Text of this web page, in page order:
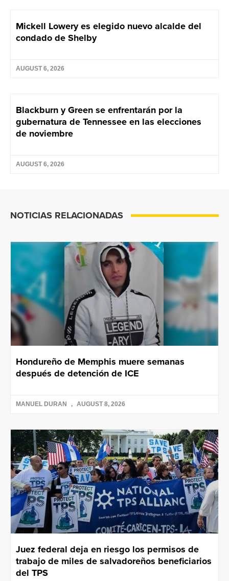
Mickell Lowery es elegido nuevo alcalde del
condado de Shelby
AUGUST 6, 2026
Blackburn y Green se enfrentarán por la
gubernatura de Tennessee en las elecciones
de noviembre
AUGUST 6, 2026
NOTICIAS RELACIONADAS
Hondureño de Memphis muere semanas
después de detención de ICE
MANUEL DURAN AUGUST 8, 2026
Juez federal deja en riesgo los permisos de
trabajo de miles de salvadoreños beneficiarios
del TPS